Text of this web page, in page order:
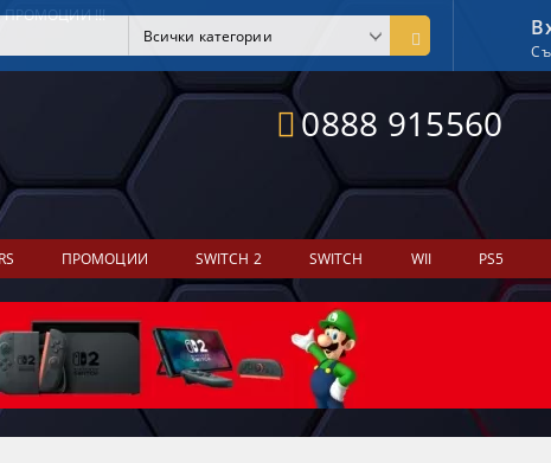
ПРОМОЦИИ !!!
0888 915560
ПРОМОЦИИ SWITCH 2 SWITCH WII PS5